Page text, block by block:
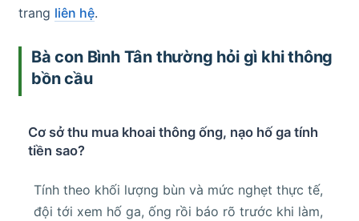
trang liên hệ.
Bà con Bình Tân thường hỏi gì khi thông
bồn cầu
Cơ sở thu mua khoai thông ống, nạo hố ga tính
tiền sao?
Tính theo khối lượng bùn và mức nghẹt thực tế,
đội tới xem hố ga, ống rồi báo rõ trước khi làm,